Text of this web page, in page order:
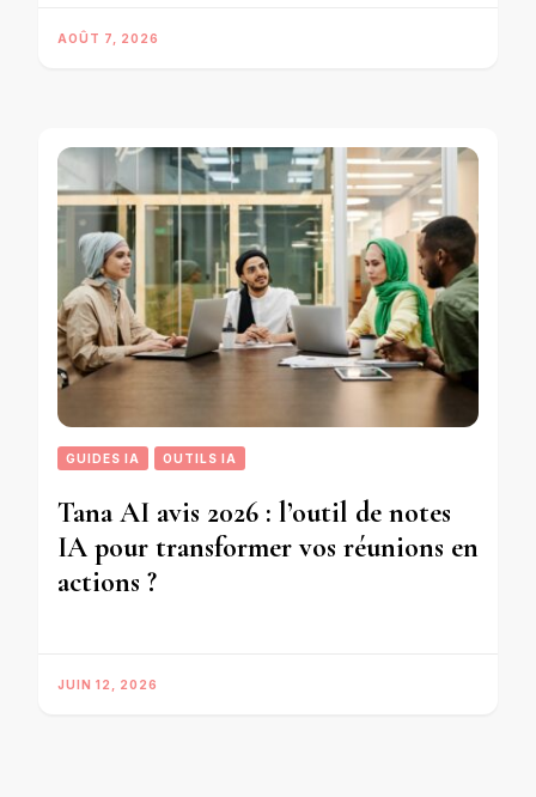
AOÛT 7, 2026
GUIDES IA OUTILS IA
Tana AI avis 2026 : l’outil de notes
IA pour transformer vos réunions en
actions ?
JUIN 12, 2026